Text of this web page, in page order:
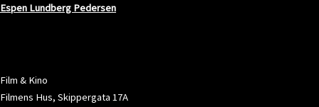
Espen Lundberg Pedersen
Film & Kino
Filmens Hus, Skippergata 17A